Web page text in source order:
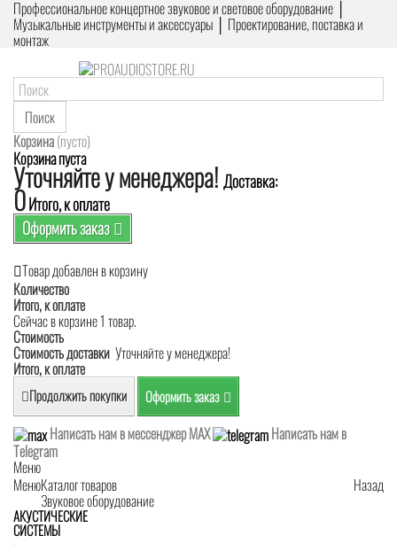
Профессиональное концертное звуковое и световое оборудование │
Музыкальные инструменты и аксессуары │ Проектирование, поставка и
монтаж
Поиск
Корзина(пусто)
Корзина пуста
Уточняйте у менеджера! Доставка:
0Итого, к оплате
Оформить заказ
Товар добавлен в корзину
Количество
Итого, к оплате
Сейчас в корзине 1 товар.
Стоимость
Стоимость доставки Уточняйте у менеджера!
Итого, к оплате
Продолжить покупки Оформить заказ
Написать нам в мессенджер MAX
Написать нам в
Telegram
Меню
Меню
Назад
Каталог товаров
Звуковое оборудование
АКУСТИЧЕСКИЕ
СИСТЕМЫ